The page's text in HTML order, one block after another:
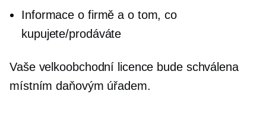
Informace o firmě a o tom, co
kupujete/prodáváte
Vaše velkoobchodní licence bude schválena
místním daňovým úřadem.